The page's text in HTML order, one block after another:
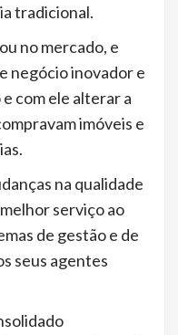
tradicional.
no mercado, e
negócio inovador e
com ele alterar a
imóveis e
na qualidade
serviço ao
de gestão e de
seus agentes